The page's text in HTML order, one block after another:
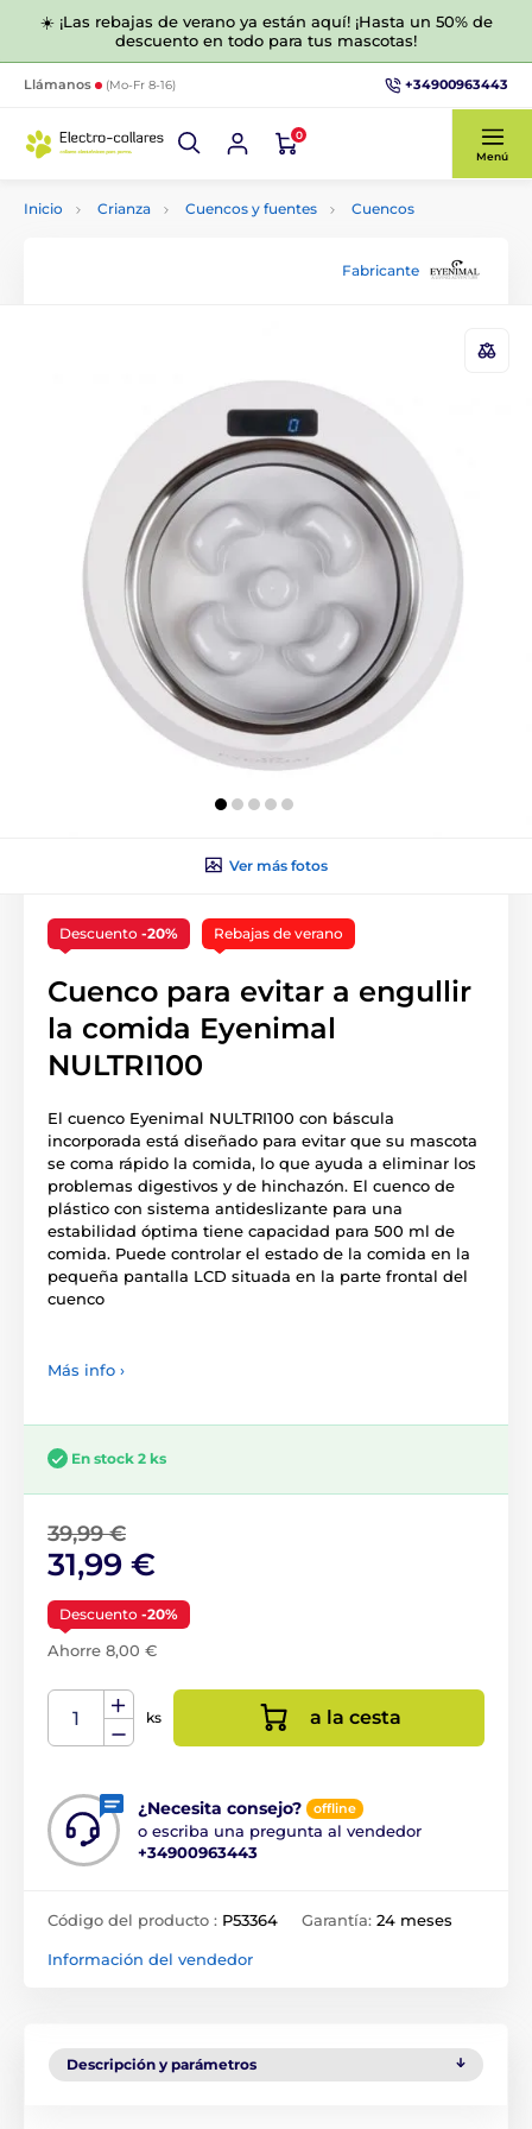
☀️ ¡Las rebajas de verano ya están aquí! ¡Hasta un 50% de
descuento en todo para tus mascotas!
Llámanos (Mo-Fr 8-16) +34900963443
0
Menú
Inicio Crianza Cuencos y fuentes Cuencos
Fabricante
Ver más fotos
Descuento -20% Rebajas de verano
Cuenco para evitar a engullir
la comida Eyenimal
NULTRI100
El cuenco Eyenimal NULTRI100 con báscula
incorporada está diseñado para evitar que su mascota
se coma rápido la comida, lo que ayuda a eliminar los
problemas digestivos y de hinchazón. El cuenco de
plástico con sistema antideslizante para una
estabilidad óptima tiene capacidad para 500 ml de
comida. Puede controlar el estado de la comida en la
pequeña pantalla LCD situada en la parte frontal del
cuenco
Más info ›
En stock 2 ks
39,99 €
31,99 €
Descuento -20%
Ahorre 8,00 €
ks a la cesta
¿Necesita consejo? offline
o escriba una pregunta al vendedor
+34900963443
Código del producto : P53364 Garantía: 24 meses
Información del vendedor
Descripción y parámetros